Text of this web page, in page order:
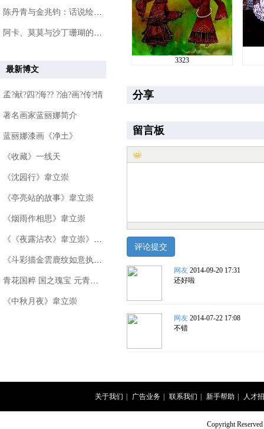
最新博文
孟?献?四?海?? ?油?画?传?情
著名画家蓝丽娜简介
蓝丽娜漆画《净土》
《收藏》一线天
《沈园行》韋立崇
《亭亮站的故事》韋立崇
《烟雨作相思》韋立崇
《中秋月夜》韋立崇
3323
分享
留言板
网友 2014-09-20 17:31
还好啦
网友 2014-07-22 17:08
不错
关于我们 广告业务 联系我们 新手帮助 人才
Copyright